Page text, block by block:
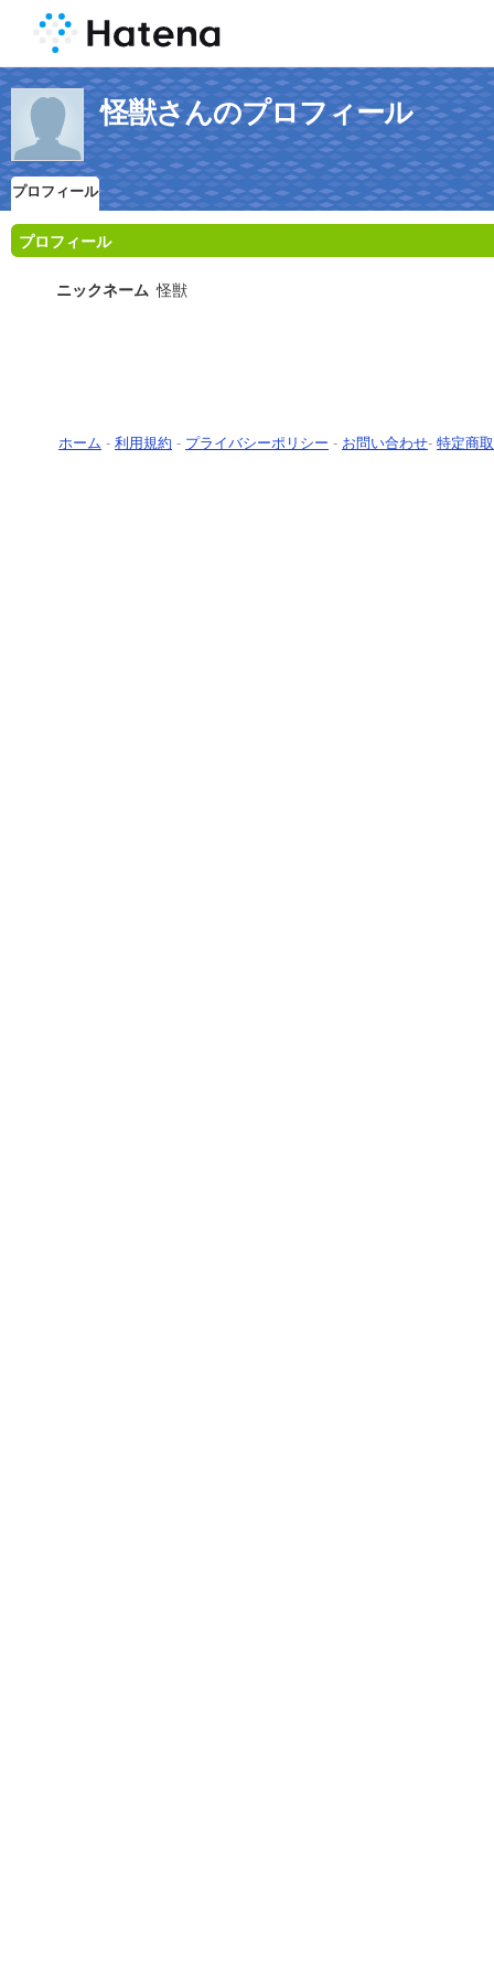
怪獣さんのプロフィール
プロフィール
プロフィール
ニックネーム 怪獣
ホーム - 利用規約 - プライバシーポリシー - お問い合わせ- 特定商